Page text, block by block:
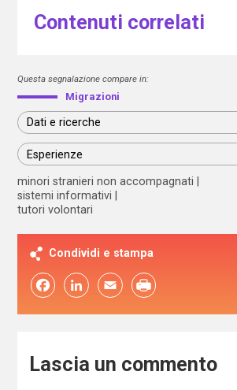
Contenuti correlati
Questa segnalazione compare in:
Migrazioni
Dati e ricerche
Esperienze
minori stranieri non accompagnati
sistemi informativi
tutori volontari
Condividi e stampa
FacebookLinkedIn Email
Lascia un commento